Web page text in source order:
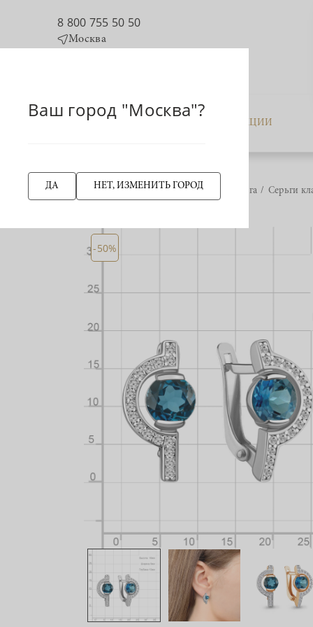
8 800 755 50 50
Москва
КАТАЛОГ АКЦИИ
НАЗАД Главная страница Серьга Серьги
-50%
Ваш город "Москва"?
ДА НЕТ, ИЗМЕНИТЬ ГОРОД